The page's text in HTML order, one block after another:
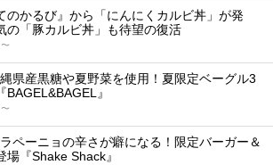
のかるび』から「にんにくカルビ丼」が発
の「豚カルビ丼」も待望の復活
県産黒糖や夏野菜を使用！夏限定ベーグル3
BAGEL&BAGEL』
ペーニョの辛さが癖になる！限定バーガー＆
場『Shake Shack』